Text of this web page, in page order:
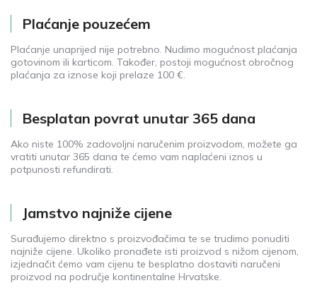
Plaćanje pouzećem
Plaćanje unaprijed nije potrebno. Nudimo mogućnost plaćanja
gotovinom ili karticom. Također, postoji mogućnost obročnog
plaćanja za iznose koji prelaze 100 €.
Besplatan povrat unutar 365 dana
Ako niste 100% zadovoljni naručenim proizvodom, možete ga
vratiti unutar 365 dana te ćemo vam naplaćeni iznos u
potpunosti refundirati.
Jamstvo najniže cijene
Surađujemo direktno s proizvođačima te se trudimo ponuditi
najniže cijene. Ukoliko pronađete isti proizvod s nižom cijenom,
izjednačit ćemo vam cijenu te besplatno dostaviti naručeni
proizvod na područje kontinentalne Hrvatske.